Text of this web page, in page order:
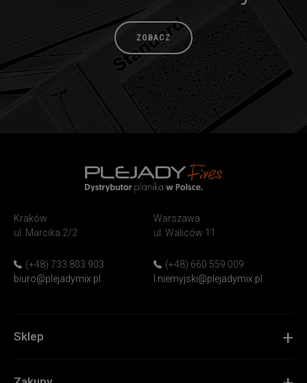
ZOBACZ
Home
&
Kraków
ul. Marcika 2/2
(+48) 733 803 903
biuro@plejadymix.pl
Warszawa
ul. Waliców 11
(+48) 660 559 009
l.niemyjski@plejadymix.pl
Sklep